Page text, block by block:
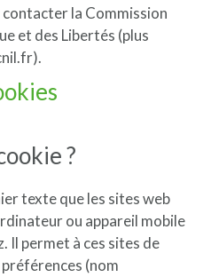
la Commission
et des Libertés (plus
?
texte que les sites web
ou appareil mobile
Il permet à ces sites de
(nom